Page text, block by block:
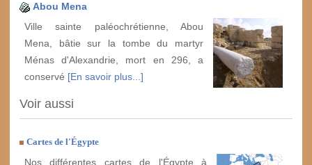
Abou Mena
Ville sainte paléochrétienne, Abou
Mena, bâtie sur la tombe du martyr
Ménas d'Alexandrie, mort en 296, a
conservé [En savoir plus...]
Voir aussi
Cartes de l'Égypte
Nos différentes cartes de l'Égypte à